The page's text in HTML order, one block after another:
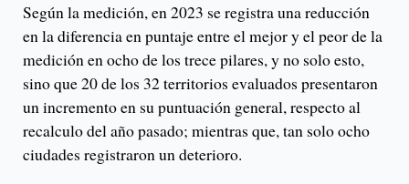
Según la medición, en 2023 se registra una reducción
en la diferencia en puntaje entre el mejor y el peor de la
medición en ocho de los trece pilares, y no solo esto,
sino que 20 de los 32 territorios evaluados presentaron
un incremento en su puntuación general, respecto al
recalculo del año pasado; mientras que, tan solo ocho
ciudades registraron un deterioro.